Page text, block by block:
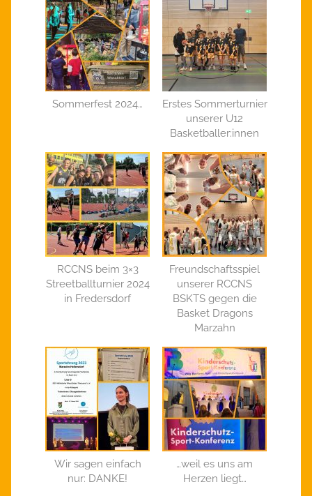
Sommerfest 2024…
Erstes Sommerturnier
unserer U12
Basketballer:innen
RCCNS beim 3×3
Streetballturnier 2024
in Fredersdorf
Freundschaftsspiel
unserer RCCNS
BSKTS gegen die
Basket Dragons
Marzahn
Wir sagen einfach
nur: DANKE!
…weil es uns am
Herzen liegt…